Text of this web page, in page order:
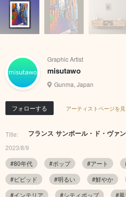
Graphic Artist
misutawo
Gunma, Japan
フォローする アーティストページを見
Title: フランス サンポール・ド・ヴァ
2023/8/9
#80年代
#ポップ #アート
#ビビッド
#明るい #鮮やか
#インテリア
#シティポップ #